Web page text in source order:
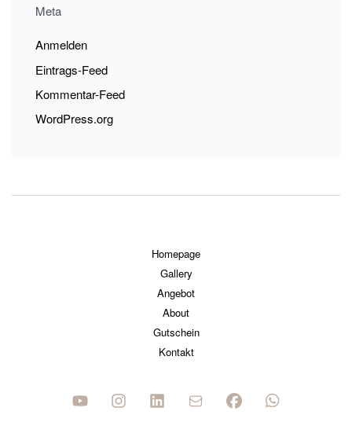
Meta
Anmelden
Eintrags-Feed
Kommentar-Feed
WordPress.org
Homepage
Gallery
Angebot
About
Gutschein
Kontakt